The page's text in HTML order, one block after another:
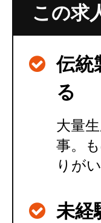
この求
伝統
る
大量
事。
りが
未経